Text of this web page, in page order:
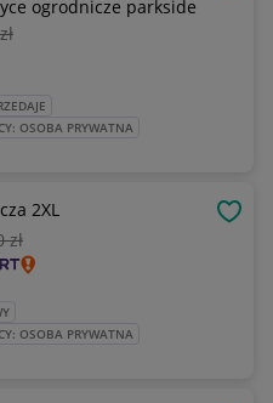
ogrodnicze parkside
OSOBA PRYWATNA
2XL
zł
OSOBA PRYWATNA